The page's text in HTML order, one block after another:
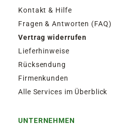
Kontakt & Hilfe
Fragen & Antworten (FAQ)
Vertrag widerrufen
Lieferhinweise
Rücksendung
Firmenkunden
Alle Services im Überblick
UNTERNEHMEN